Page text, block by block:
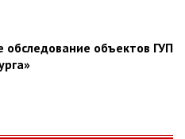
обследование объектов ГУП